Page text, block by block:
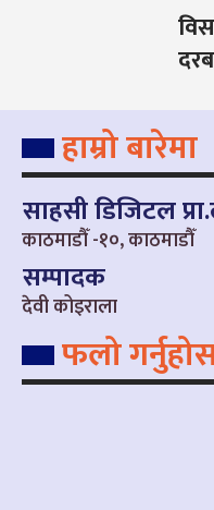
हाम्रो बारेमा
साहसी डिजिटल
काठमाडौँ -१०, काठमाडौँ
सम्पादक
देवी कोइराला
फलो